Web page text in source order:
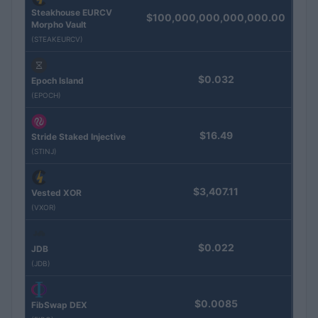
Steakhouse EURCV
Morpho Vault
(STEAKEURCV)
$100,000,000,000,000.00
Epoch Island
(EPOCH)
$0.032
Stride Staked Injective
(STINJ)
$16.49
Vested XOR
(VXOR)
$3,407.11
JDB
(JDB)
$0.022
FibSwap DEX $0.0085